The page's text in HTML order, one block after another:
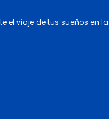
el viaje de tus sueños en